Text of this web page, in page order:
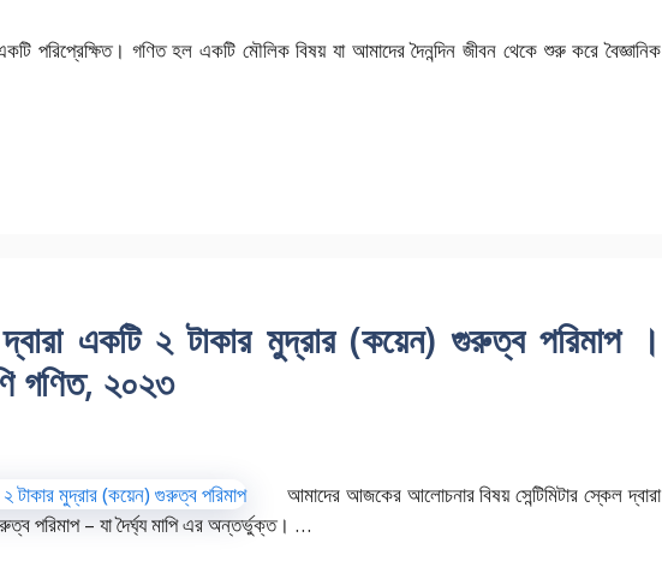
পরিপ্রেক্ষিত। গণিত হল একটি মৌলিক বিষয় যা আমাদের দৈনন্দিন জীবন থেকে শুরু করে বৈজ্ঞানিক
দ্বারা একটি ২ টাকার মুদ্রার (কয়েন) গুরুত্ব পরিমাপ ।
গণিত, ২০২৩
আমাদের আজকের আলোচনার বিষয় সেন্টিমিটার স্কেল দ্বারা
পরিমাপ – যা দৈর্ঘ্য মাপি এর অন্তর্ভুক্ত। …